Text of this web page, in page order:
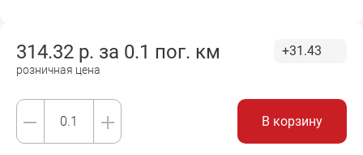
314.32 р. за 0.1 пог. км
розничная цена
+31.43
В корзину